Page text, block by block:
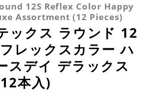
12S Reflex Color Happy
Assortment (12 Pieces)
ックス ラウンド 12
レックスカラー ハ
スデイ デラックス
本入)